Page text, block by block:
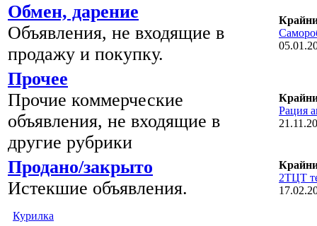
Обмен, дарение
Объявления, не входящие в
продажу и покупку.
Прочее
Прочие коммерческие
объявления, не входящие в
другие рубрики
Рация
Продано/закрыто
Истекшие объявления.
2ТЦТ
Курилка